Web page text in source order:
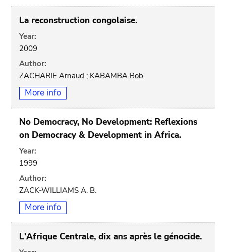
La reconstruction congolaise.
Year:
2009
Author:
ZACHARIE Arnaud ; KABAMBA Bob
More info
No Democracy, No Development: Reflexions
on Democracy & Development in Africa.
Year:
1999
Author:
ZACK-WILLIAMS A. B.
More info
L'Afrique Centrale, dix ans après le génocide.